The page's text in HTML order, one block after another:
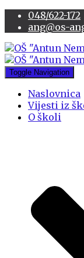
048/622-172
ang@os-
Toggle Navigation
Naslovnica
Vijesti iz
O školi